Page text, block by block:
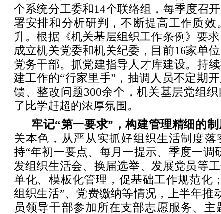
个系统分工委和14个联络组，每季度召
署安排和分析研判，不断提高工作质效
升。根据《机关基层组织工作条例》要
成立机关党委和机关纪委，目前16家单
党务干部。抓党建指导人才库建设。持
建工作的“行家里手”，抽调人员不定期
馈、整改问题300余个，机关基层党组
了比学赶超的浓厚氛围。
牢记“第一要求”，构建管理精细的
关本色，从严从实抓好组织生活制度
持“年初一要点、每月一提示、季度一调
发组织生活会、换届选举、发展党员等
单化、模板化管理，促基础工作规范化
组织生活”、党费缴纳等情况，上半年推
员领导干部参加所在支部志愿服务、主